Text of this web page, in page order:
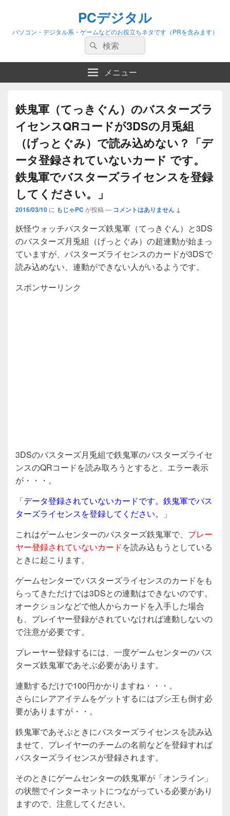
PCデジタル
パソコン・デジタル系・ゲームなどのお役立ちネタです（PRを含みます）
検
索:
検
索
メニュー
鉄鬼軍（てっきぐん）のバスターズラ
イセンスQRコードが3DSの月兎組
（げっとぐみ）で読み込めない？「デ
ータ登録されていないカード です。
鉄鬼軍でバスターズライセンスを登録
してください。」
2016/03/10 に もじゃPC が投稿 — コメントはありません ↓
妖怪ウォッチバスターズ鉄鬼軍（てっきぐん）と3DS
のバスターズ月兎組（げっとぐみ）の超連動が始まっ
ていますが、バスターズライセンスのカードが3DSで
読み込めない、連動ができない人がいるようです。
スポンサーリンク
3DSのバスターズ月兎組で鉄鬼軍のバスターズライセ
ンスのQRコードを読み取ろうとすると、エラー表示
が・・・。
「データ登録されていないカードです。鉄鬼軍でバス
ターズライセンスを登録してください。
」
これはゲームセンターのバスターズ鉄鬼軍で、 プレー
ヤー登録されていないカードを読み込もうとしている
ときに起こります。
ゲームセンターでバスターズライセンスのカードをも
らってきただけでは3DSとの連動はできないのです。
オークションなどで他人からカードを入手した場合
も、プレイヤー登録がされていなければ連動しないの
で注意が必要です。
プレーヤー登録するには、一度ゲームセンターのバス
ターズ鉄鬼軍であそぶ必要があります。
連動するだけで100円かかりますね・・・。
さらにレアアイテムをゲットするにはブシ王も倒す必
要がありますが・・。
鉄鬼軍であそぶときにバスターズライセンスを読み込
ませて、プレイヤーのチームの名前などを登録すれば
バスターズライセンスが登録されます。
そのときにゲームセンターの鉄鬼軍が「オンライン」
の状態でインターネットにつながっている必要があり
ますので、注意してください。